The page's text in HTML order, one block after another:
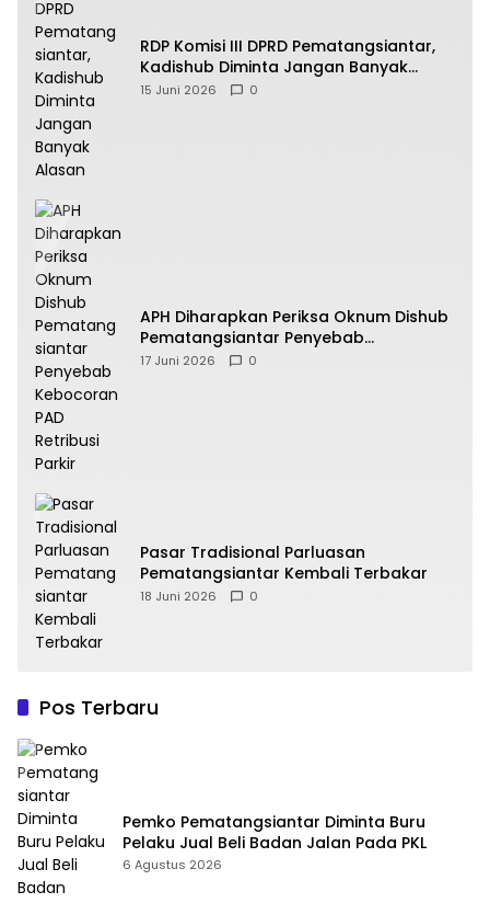
RDP Komisi III DPRD Pematangsiantar,
Kadishub Diminta Jangan Banyak
Alasan
15 Juni 2026 0
APH Diharapkan Periksa Oknum Dishub
Pematangsiantar Penyebab
Kebocoran PAD Retribusi Parkir
17 Juni 2026 0
Pasar Tradisional Parluasan
Pematangsiantar Kembali Terbakar
18 Juni 2026 0
Pos Terbaru
Pemko Pematangsiantar Diminta Buru
Pelaku Jual Beli Badan Jalan Pada PKL
6 Agustus 2026